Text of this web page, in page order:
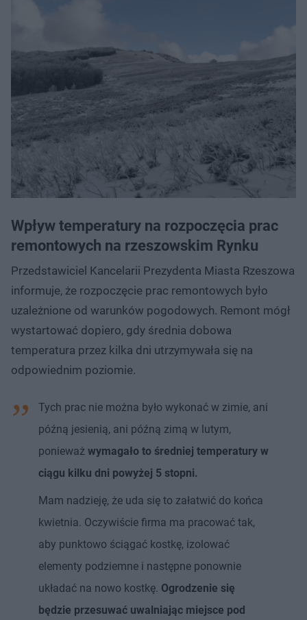
Wpływ temperatury na rozpoczęcia prac
remontowych na rzeszowskim Rynku
Przedstawiciel Kancelarii Prezydenta Miasta Rzeszowa
informuje, że rozpoczęcie prac remontowych było
uzależnione od warunków pogodowych. Remont mógł
wystartować dopiero, gdy średnia dobowa
temperatura przez kilka dni utrzymywała się na
odpowiednim poziomie.
Tych prac nie można było wykonać w zimie, ani
późną jesienią, ani późną zimą w lutym,
ponieważ wymagało to średniej temperatury w
ciągu kilku dni powyżej 5 stopni.
Mam nadzieję, że uda się to załatwić do końca
kwietnia. Oczywiście firma ma pracować tak,
aby punktowo ściągać kostkę, izolować
elementy podziemne i następne ponownie
układać na nowo kostkę. Ogrodzenie się
będzie przesuwać uwalniając miejsce pod